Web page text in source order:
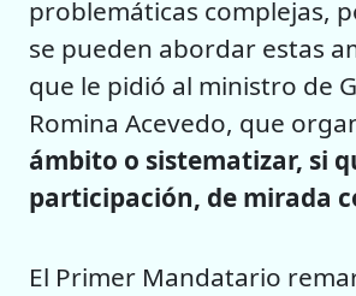
problemáticas complejas,
se pueden abordar estas
que le pidió al ministro de
Romina Acevedo, que
ámbito o sistematizar, si
participación, de mirada
El Primer Mandatario